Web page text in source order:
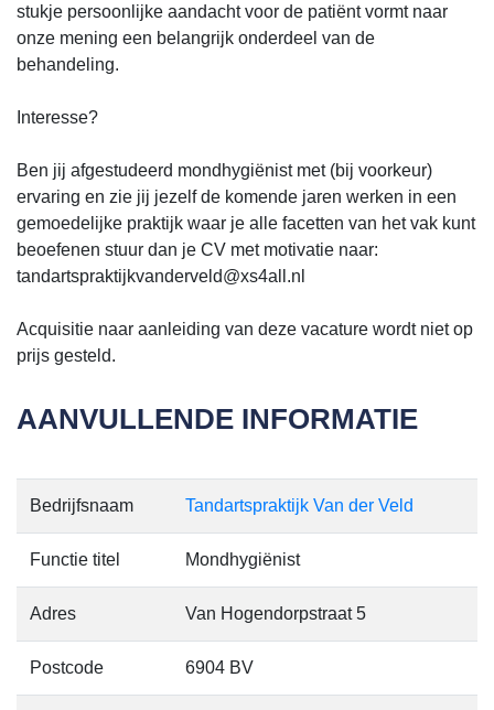
stukje persoonlijke aandacht voor de patiënt vormt naar
onze mening een belangrijk onderdeel van de
behandeling.
Interesse?
Ben jij afgestudeerd mondhygiënist met (bij voorkeur)
ervaring en zie jij jezelf de komende jaren werken in een
gemoedelijke praktijk waar je alle facetten van het vak kunt
beoefenen stuur dan je CV met motivatie naar:
tandartspraktijkvanderveld@xs4all.nl
Acquisitie naar aanleiding van deze vacature wordt niet op
prijs gesteld.
AANVULLENDE INFORMATIE
Bedrijfsnaam Tandartspraktijk Van der Veld
Functie titel Mondhygiënist
Adres Van Hogendorpstraat 5
Postcode 6904 BV